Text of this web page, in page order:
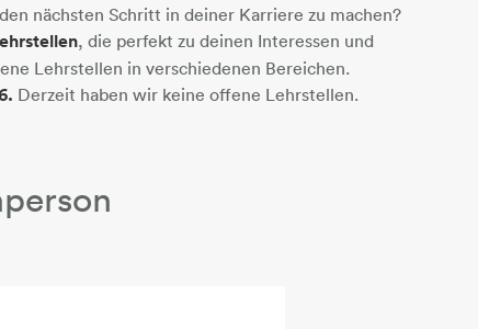
nächsten Schritt in deiner Karriere zu machen?
, die perfekt zu deinen Interessen und
Lehrstellen in verschiedenen Bereichen.
Derzeit haben wir keine offene Lehrstellen.